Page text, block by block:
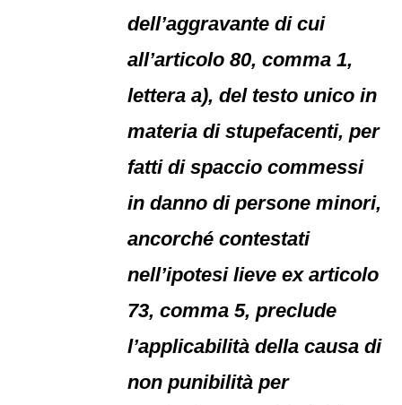
dell’aggravante di cui
all’articolo 80, comma 1,
lettera a), del testo unico in
materia di stupefacenti, per
fatti di spaccio commessi
in danno di persone minori,
ancorché contestati
nell’ipotesi lieve ex articolo
73, comma 5, preclude
l’applicabilità della causa di
non punibilità per